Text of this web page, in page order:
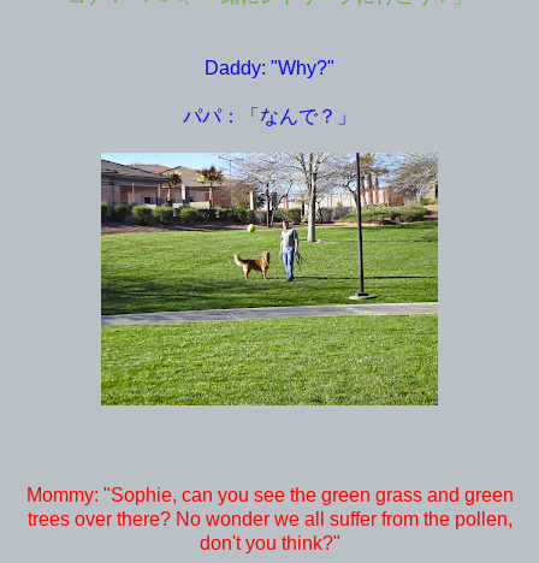
Daddy: "Why?"
パパ：「なんで？」
Mommy: "Sophie, can you see the green grass and green
trees over there? No wonder we all suffer from the pollen,
don't you think?"